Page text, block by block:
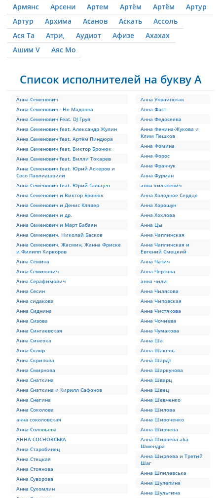
Армянс
Арсени Артем Артём Артём
Артур
Артур
Архима Асанов Аскать
Ассоль
Ася Та
Атри, Аудиот Афизе
Ахахах
Ашим V
Аяс Мо
Список исполнителей на букву А
Анна Семенович
Анна Семенович - Не Мадонна
Анна Семенович Feat. DJ Грув
Анна Семенович feat. Александр Жулин
Анна Семенович feat. Артём Пиндюра
Анна Семенович feat. Виктор Бронюк
Анна Семенович feat. Вилли Токарев
Анна Семенович feat. Юрий Аскеров и
Сосо Павлиашвили
Анна Семенович feat. Юрий Гальцев
Анна Семенович и Виктор Бронюк
Анна Семенович и Денис Клявер
Анна Семенович и др.
Анна Семенович и Март Бабаян
Анна Семенович, Николай Басков
Анна Семенович, Жасмин, Жанна Фриске
и Филипп Киркоров
Анна Сёмина
Анна Семинович
Анна Серафимович
Анна Сесин
Анна сидакова
Анна Сиднина
Анна Сизова
Анна Сингаевская
Анна Синеока
Анна Скляр
Анна Скрипова
Анна Смирнова
Анна Снаткина
Анна Снаткина и Кирилл Сафонов
Анна Снегина
Анна Соколова
анна соколовская
Анна Соловьева
АННА СОСНОВСЬКА
Анна Старобинец
Анна Стецкая
Анна Стоянова
Анна Суворова
Анна Сухомлин
Анна Украинская
Анна Фаст
Анна Федосеева
Анна Фенина-Жукова и
Клим Пешков
Анна Фомина
Анна Форос
Анна Франчук
Анна Фурман
анна хилькевич
Анна Холодное Сердце
Анна Хорошун
Анна Хохлова
Анна Цы
Анна Чаплинская
Анна Чаплинская и
Евгений Смецкий
Анна Чатич
Анна Чертова
анна чили
Анна Чилясова
Анна Чиповская
Анна Чистякова
Анна Чочиева
Анна Чумакова
Анна Ша
Анна Шакель
Анна Шардт
Анна Шаркунова
Анна Шварц
Анна Швец
Анна Шевченко
Анна Шилова
Анна Широченко
Анна Ширяева
Анна Ширяева aka
Шмендра
Анна Ширяева и Третий
Шаг
Анна Шпилевська
Анна Шулепина
Анна Шульгина